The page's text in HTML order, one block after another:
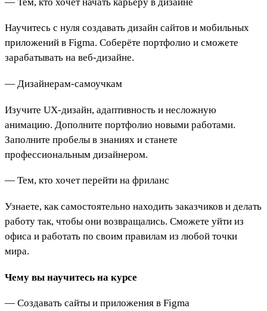
Научитесь с нуля создавать дизайн сайтов и мобильных
приложений в Figma. Соберёте портфолио и сможете
зарабатывать на веб-дизайне.
— Дизайнерам-самоучкам
Изучите UX-дизайн, адаптивность и несложную
анимацию. Дополните портфолио новыми работами.
Заполните пробелы в знаниях и станете
профессиональным дизайнером.
— Тем, кто хочет перейти на фриланс
Узнаете, как самостоятельно находить заказчиков и делать
работу так, чтобы они возвращались. Сможете уйти из
офиса и работать по своим правилам из любой точки
мира.
Чему вы научитесь на курсе
— Создавать сайты и приложения в Figma